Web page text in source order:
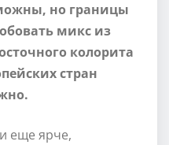
но границы
микс из
колорита
стран
еще ярче,